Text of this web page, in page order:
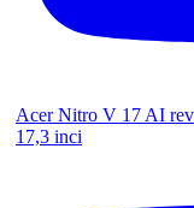
Acer Nitro V 17 AI
17,3 inci